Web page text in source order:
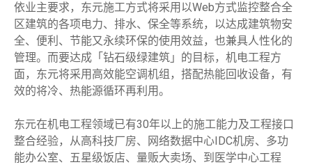
依业主要求，东元施工方式将采用以Web方式监控整合全
区建筑的各项电力、排水、保全等系统，以达成建筑物安
全、便利、节能又永续环保的使用效益，也兼具人性化的
管理。而要达成「钻石级绿建筑」的目标，机电工程方
面，东元将采用高效能空调机组，搭配热能回收设备，有
效的将冷、热能源循环再利用。
东元在机电工程领域已有30年以上的施工能力及工程接口
整合经验，从高科技厂房、网络数据中心IDC机房、多功
能办公室、五星级饭店、量贩大卖场、到医学中心工程